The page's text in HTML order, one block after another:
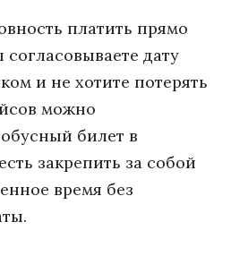
платить прямо
дату
и не хотите потерять
можно
билет в
закрепить за собой
время без